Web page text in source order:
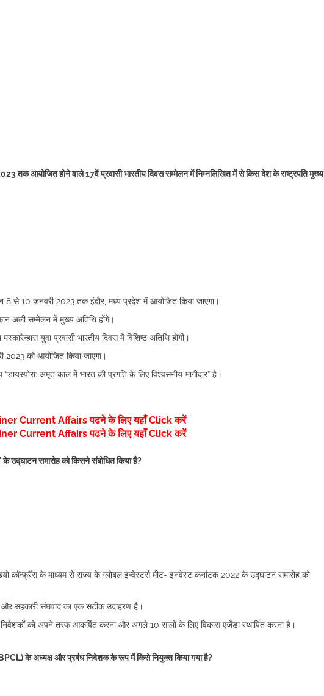
तक आयोजित होने वाले 17वें प्रवासी भारतीय दिवस सम्मेलन में निम्नलिखित में से किस देश के राष्ट्रपति मुख्य
8 से 10 जनवरी 2023 तक इंदौर, मध्य प्रदेश में आयोजित किया जाएगा।
अली सम्मेलन में मुख्य अतिथि होंगे।
युवा प्रवासी भारतीय दिवस में विशिष्ट अतिथि होंगी।
2023 को आयोजित किया जाएगा।
“डायस्पोरा: अमृत काल में भारत की प्रगति के लिए विश्वसनीय भागीदार” है।
Current Affairs पढने के लिए यहाँ Click करें
Current Affairs पढने के लिए यहाँ Click करें
के उद्घाटन समारोह को किसने संबोधित किया है?
कॉन्फ्रेंस के माध्यम से राज्य के ग्लोबल इन्वेस्टर्स मीट- इनवेस्ट कर्नाटक 2022 के उद्घाटन समारोह को
और सहकारी संघवाद का एक सटीक उदाहरण है।
निवेशकों को अपने तरफ आकर्षित करना और अगले 10 सालों के लिए विकास एजेंडा स्थापित करना है।
(BPCL) के अध्यक्ष और प्रबंध निदेशक के रूप में किसे नियुक्त किया गया है?